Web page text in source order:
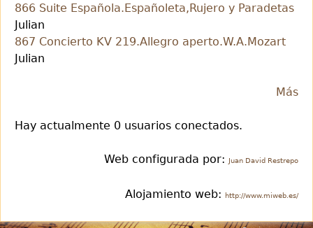
866 Suite Española.Españoleta,Rujero y Paradetas
Julian
867 Concierto KV 219.Allegro aperto.W.A.Mozart
Julian
Más
Hay actualmente 0 usuarios conectados.
Web configurada por: Juan David Restrepo
Alojamiento web: http://www.miweb.es/